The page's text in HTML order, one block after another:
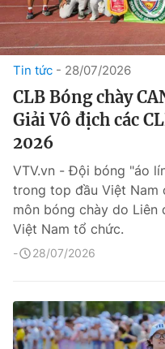
Tin tức 28/07/2026
CLB Bóng chày
Giải Vô địch các
2026
VTV.vn - Đội bóng "áo
trong top đầu Việt Nam
môn bóng chày do Liên
Việt Nam tổ chức.
28/07/2026